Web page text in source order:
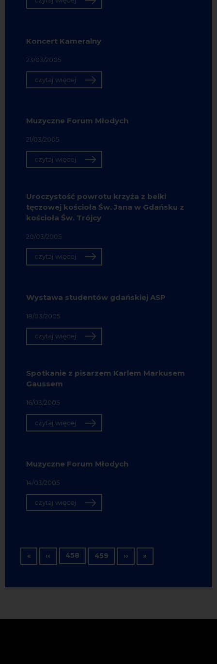
Koncert Kameralny
23/03/2005
czytaj więcej
Muzyczne Forum Młodych
21/03/2005
czytaj więcej
Uroczystość powrotu krzyża z belki
tęczowej kościoła Św. Jana w Gdańsku z
kościoła Św. Trójcy
20/03/2005
czytaj więcej
Wystawa studentów gdańskiej ASP
18/03/2005
czytaj więcej
Spotkanie z pisarzem Karlem Markusem
Gaussem
16/03/2005
czytaj więcej
Muzyczne Forum Młodych
14/03/2005
czytaj więcej
Stronicowanie
«Pierwsza strona
‹‹ Poprzednia strona
458 459 ››Następna strona
»